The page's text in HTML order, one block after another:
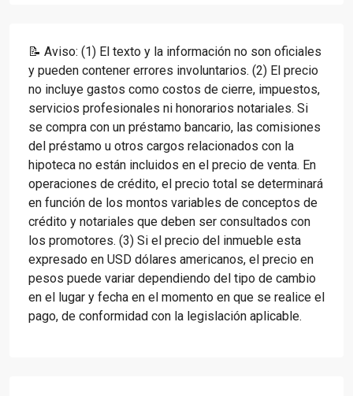
📝 Aviso: (1) El texto y la información no son oficiales
y pueden contener errores involuntarios. (2) El precio
no incluye gastos como costos de cierre, impuestos,
servicios profesionales ni honorarios notariales. Si
se compra con un préstamo bancario, las comisiones
del préstamo u otros cargos relacionados con la
hipoteca no están incluidos en el precio de venta. En
operaciones de crédito, el precio total se determinará
en función de los montos variables de conceptos de
crédito y notariales que deben ser consultados con
los promotores. (3) Si el precio del inmueble esta
expresado en USD dólares americanos, el precio en
pesos puede variar dependiendo del tipo de cambio
en el lugar y fecha en el momento en que se realice el
pago, de conformidad con la legislación aplicable.